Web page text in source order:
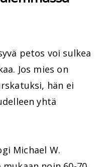
petos voi sulkea
Jos mies on
hän ei
yhtä
Michael W.